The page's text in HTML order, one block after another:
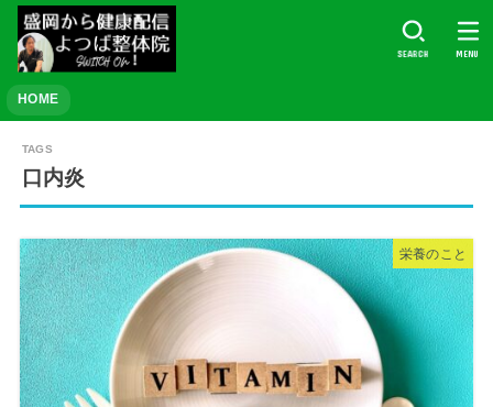
HOME
SEARCH MENU
口内炎
栄養のこと